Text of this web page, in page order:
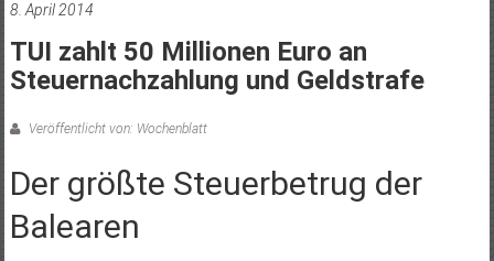
8. April 2014
TUI zahlt 50 Millionen Euro an
Steuernachzahlung und Geldstrafe
Veröffentlicht von: Wochenblatt
Der größte Steuerbetrug der
Balearen